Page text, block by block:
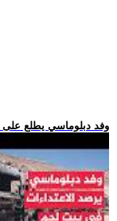
.. وفد دبلوماسي يطلع